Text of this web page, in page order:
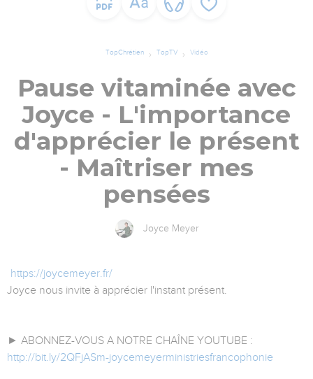
TopChrétien TopTV Vidéo
Pause vitaminée avec
Joyce - L'importance
d'apprécier le présent
- Maîtriser mes
pensées
Joyce Meyer
https://joycemeyer.fr/
Joyce nous invite à apprécier l'instant présent.
► ABONNEZ-VOUS A NOTRE CHAÎNE YOUTUBE :
http://bit.ly/2QFjASm-joycemeyerministriesfrancophonie